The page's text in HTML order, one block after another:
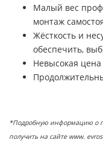
Малый вес
монтаж
Жёсткость и
обеспечить,
Невысокая
*Подробную информацию о
получить на сайте www.